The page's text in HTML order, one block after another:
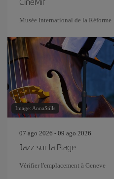
Musée International de la Réforme
Image: AnnaStills
07 ago 2026 - 09 ago 2026
Jazz sur la Plage
Vérifier l'emplacement à Geneve